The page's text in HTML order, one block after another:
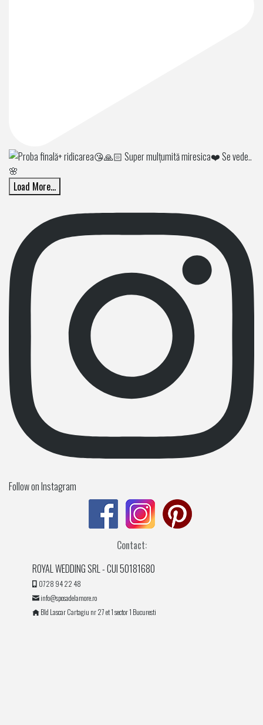
Load More...
Follow on Instagram
Contact:
ROYAL WEDDING SRL - CUI 50181680
0728 94 22 48
info@sposadelamore.ro
Bld Lascar Cartagiu nr 27 et 1 sector 1 Bucuresti